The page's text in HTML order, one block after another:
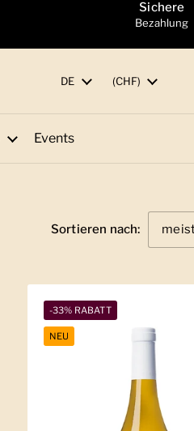
Sichere
Bezahlung
Sprache
DE Land/Region
(CHF)
Events
Sortieren nach:
-33% RABATT
NEU